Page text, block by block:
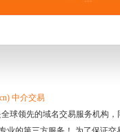
中介交易
全球领先的域名交易服务机构